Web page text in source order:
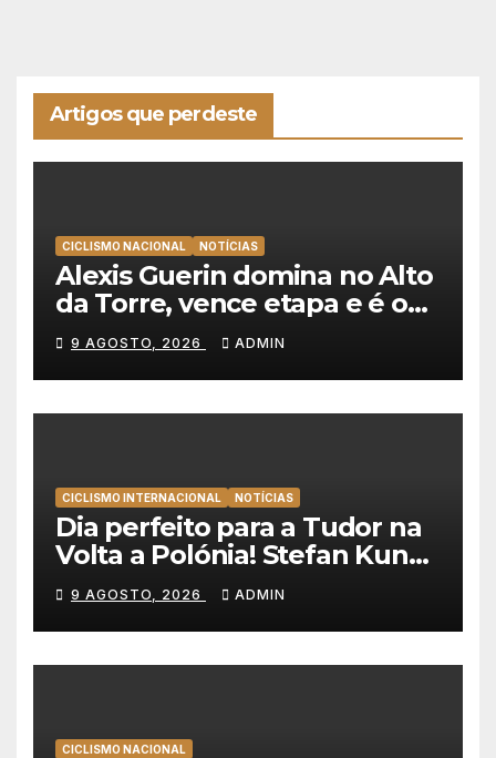
Artigos que perdeste
CICLISMO NACIONAL NOTÍCIAS
Alexis Guerin domina no Alto
da Torre, vence etapa e é o
novo líder da Volta a
Portugal 2026!
9 AGOSTO, 2026 ADMIN
CICLISMO INTERNACIONAL NOTÍCIAS
Dia perfeito para a Tudor na
Volta a Polónia! Stefan Kung
vence contra-relógio e Marco
Brenner revira geral a seu
favor
9 AGOSTO, 2026 ADMIN
CICLISMO NACIONAL